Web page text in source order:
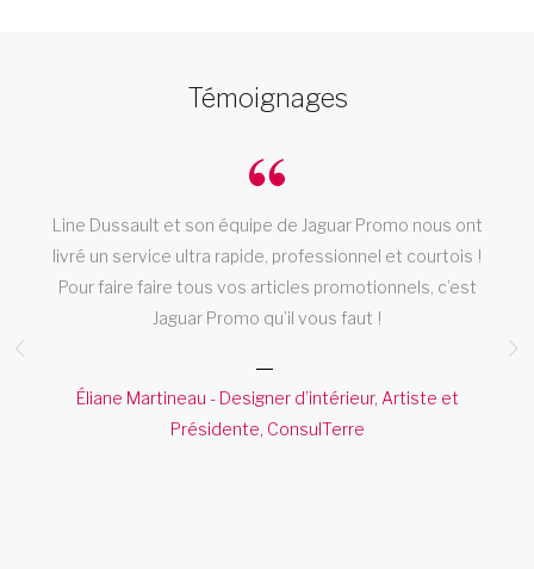
Témoignages
Line Dussault et son équipe de Jaguar Promo nous ont
livré un service ultra rapide, professionnel et courtois !
Pour faire faire tous vos articles promotionnels, c’est
Jaguar Promo qu’il vous faut !
Éliane Martineau - Designer d’intérieur, Artiste et
Présidente, ConsulTerre